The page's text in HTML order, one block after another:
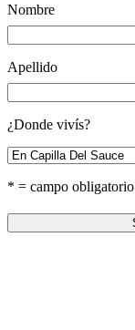
Nombre
Apellido
¿Donde vivís?
* = campo obligatorio